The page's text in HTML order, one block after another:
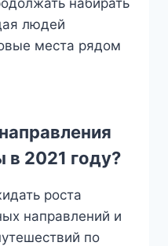
набирать
людей
места рядом
в 2021 году?
роста
направлений и
по